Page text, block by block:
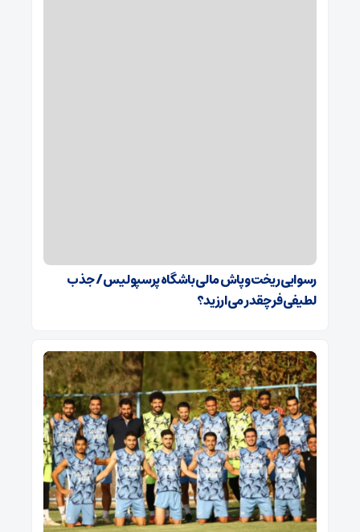
رسوایی ریخت‌وپاش مالی باشگاه پرسپولیس/ جذب
لطیفی‌فر چقدر می‌ارزید؟